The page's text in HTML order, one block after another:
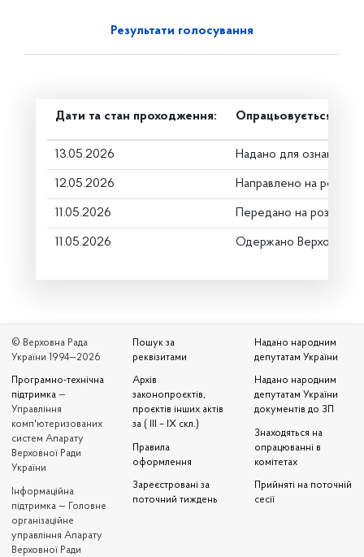
Результати голосування
Дати та стан проходження: Опрацьовується в
13.05.2026 Надано для
12.05.2026 Направлено на
11.05.2026 Передано на розгляд
11.05.2026 Одержано Верховною
© Верховна Рада
України 1994—2026
Програмно-технічна
підтримка —
Управління
комп'ютеризованих
систем Апарату
Верховної Ради
України
Iнформаційна
підтримка — Головне
організаційне
управління Апарату
Верховної Ради
Пошук за
реквізитами
Архів
законопроєктів,
проєктів інших актів
за ( III – IX скл.)
Правила
оформлення
Зареєстровані за
поточний тиждень
Надано народним
депутатам України
Надано народним
депутатам України
документів до ЗП
Знаходяться на
опрацюванні в
комітетах
Прийняті на поточній
сесії